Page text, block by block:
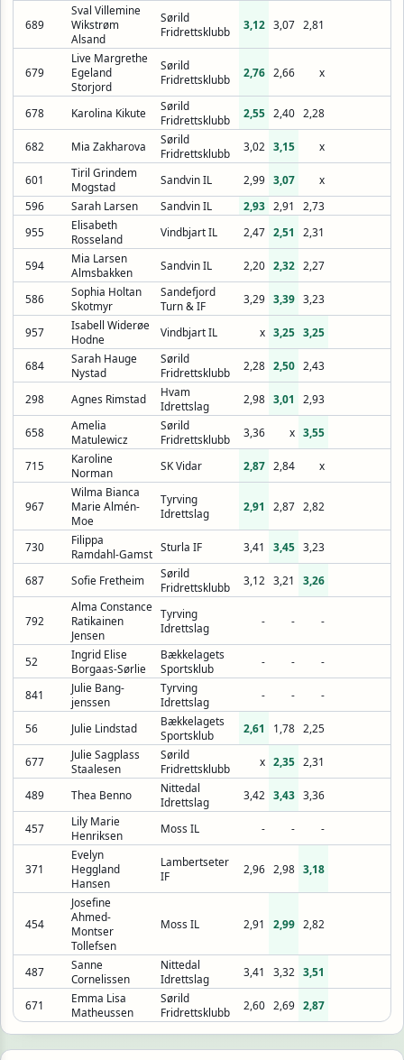
689
Sval Villemine
Wikstrøm
Alsand
Sørild
Fridrettsklubb
3,12 3,07 2,81
679
Live Margrethe
Egeland
Storjord
Sørild
Fridrettsklubb
2,76 2,66 x
678 Karolina Kikute
Sørild
Fridrettsklubb
2,55 2,40 2,28
682 Mia Zakharova
Sørild
Fridrettsklubb
3,02 3,15 x
601
Tiril Grindem
Mogstad
Sandvin IL 2,99 3,07
x
596
Sarah Larsen Sandvin IL 2,93 2,91
2,73
955
Elisabeth
Rosseland
Vindbjart IL 2,47 2,51 2,31
594
Mia Larsen
Almsbakken
Sandvin IL 2,20 2,32 2,27
586
Sophia Holtan
Skotmyr
Sandefjord
Turn & IF
3,29 3,39 3,23
957
Isabell Widerøe
Hodne
Vindbjart IL x 3,25 3,25
684
Sarah Hauge
Nystad
Sørild
Fridrettsklubb
2,28 2,50 2,43
298 Agnes Rimstad
Hvam
Idrettslag
2,98 3,01 2,93
658
Amelia
Matulewicz
Sørild
Fridrettsklubb
3,36 x 3,55
715
Karoline
Norman
SK Vidar 2,87 2,84 x
967
Wilma Bianca
Marie Almén-
Moe
Tyrving
Idrettslag
2,91 2,87 2,82
730
Filippa
Ramdahl-Gamst Sturla IF 3,41 3,45 3,23
687 Sofie Fretheim
Sørild
Fridrettsklubb
3,12 3,21 3,26
792
Alma Constance
Ratikainen
Jensen
Tyrving
Idrettslag
- - -
52
Ingrid Elise
Borgaas-Sørlie
Bækkelagets
Sportsklub
- - -
841
Julie Bang-
jenssen
Tyrving
Idrettslag
- - -
56 Julie Lindstad
Bækkelagets
Sportsklub
2,61 1,78 2,25
677
Julie Sagplass
Staalesen
Sørild
Fridrettsklubb
x 2,35 2,31
489 Thea Benno
Nittedal
Idrettslag
3,42 3,43 3,36
457
Lily Marie
Henriksen
Moss IL - - -
371
Evelyn
Heggland
Hansen
Lambertseter
IF
2,96 2,98 3,18
454
Josefine
Ahmed-
Montser
Tollefsen
Moss IL 2,91 2,99 2,82
487
Sanne
Cornelissen
Nittedal
Idrettslag
3,41 3,32 3,51
671
Emma Lisa
Matheussen
Sørild
Fridrettsklubb
2,60 2,69 2,87